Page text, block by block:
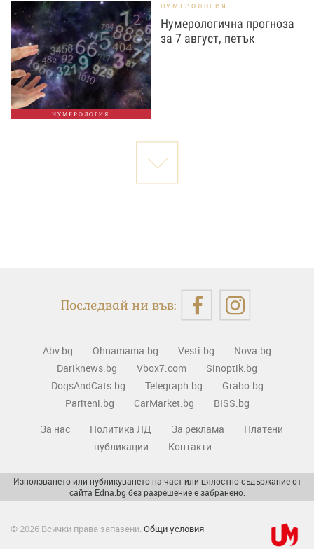
НУМЕРОЛОГИЯ
НУМЕРОЛОГИЯ
Нумерологична прогноза
за 7 август, петък
Последвай ни във:
Abv.bg Ohnamama.bg Vesti.bg
Nova.bg
Dariknews.bg
Vbox7.com
Sinoptik.bg
DogsAndCats.bg
Telegraph.bg
Grabo.bg
Pariteni.bg
CarMarket.bg
BISS.bg
За нас
Политика ЛД За реклама
Платени
публикации
Контакти
Използването или публикуването на част или цялостно съдържание от
сайта Edna.bg без разрешение е забранено.
© 2026 Всички права запазени. Общи условия